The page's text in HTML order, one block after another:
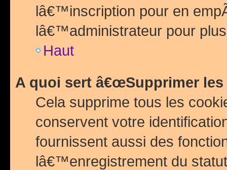
lâ€™inscription pour en
lâ€™administrateur pour
Haut
A quoi sert â€œSupprimer les
Cela supprime tous les
conservent votre
fournissent aussi des
lâ€™enregistrement du